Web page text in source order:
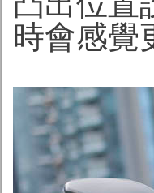
時會感覺